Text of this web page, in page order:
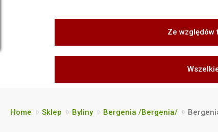
Ze względów
Home Sklep Byliny Bergenia /Bergenia/